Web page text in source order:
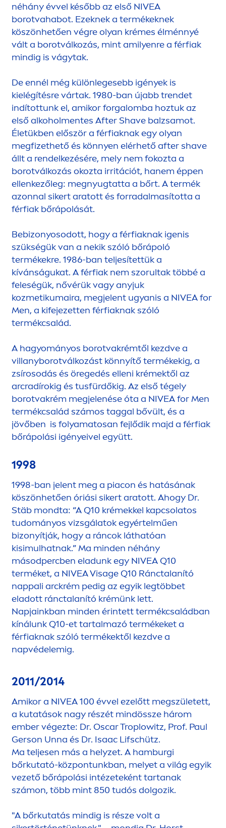
néhány évvel később az első NIVEA
borotvahabot. Ezeknek a termékeknek
köszönhetően végre olyan krémes élménnyé
vált a borotválkozás, mint amilyenre a férfiak
mindig is vágytak.
De ennél még különlegesebb igények is
kielégítésre vártak. 1980-ban újabb trendet
indítottunk el, amikor forgalomba hoztuk az
első alkoholmentes After Shave balzsamot.
Életükben először a férfiaknak egy olyan
megfizethető és könnyen elérhető after shave
állt a rendelkezésére, mely nem fokozta a
borotválkozás okozta irritációt, hanem éppen
ellenkezőleg: megnyugtatta a bőrt. A termék
azonnal sikert aratott és forradalmasította a
férfiak bőrápolását.
Bebizonyosodott, hogy a férfiaknak igenis
szükségük van a nekik szóló bőrápoló
termékekre. 1986-ban teljesítettük a
kívánságukat. A férfiak nem szorultak többé a
feleségük, nővérük vagy anyjuk
kozmetikumaira, megjelent ugyanis a NIVEAfor
Men, a kifejezetten férfiaknak szóló
termékcsalád.
A hagyományos borotvakrémtől kezdve a
villanyborotválkozást könnyítő termékekig, a
zsírosodás és öregedés elleni krémektől az
arcradírokig és tusfürdőkig. Az első tégely
borotvakrém megjelenése óta a NIVEAforMen
termékcsalád számos taggal bővült, és a
jövőben is folyamatosan fejlődik majd a férfiak
bőrápolási igényeivel együtt.
1998
1998-ban jelent meg a piacon és hatásának
köszönhetően óriási sikert aratott. Ahogy Dr.
Stäb mondta: “A Q10 krémekkel kapcsolatos
tudományos vizsgálatok egyértelműen
bizonyítják, hogy a ráncok láthatóan
kisimulhatnak.” Ma minden néhány
másodpercben eladunk egy NIVEAQ10
terméket, a NIVEAVisage Q10 Ránctalanító
nappali arckrém pedig az egyik legtöbbet
eladott ránctalanító krémünk lett.
Napjainkban minden érintett termékcsaládban
kínálunk Q10-et tartalmazó termékeket a
férfiaknak szóló termékektől kezdve a
napvédelemig.
2011/2014
Amikor a NIVEA100 évvel ezelőtt megszületett,
a kutatások nagy részét mindössze három
ember végezte: Dr. Oscar Troplowitz, Prof. Paul
Gerson Unna és Dr. Isaac Lifschütz.
Ma teljesen más a helyzet. A hamburgi
bőrkutató-központunkban, melyet a világ egyik
vezető bőrápolási intézeteként tartanak
számon, több mint 850 tudós dolgozik.
"A bőrkutatás mindig is része volt a